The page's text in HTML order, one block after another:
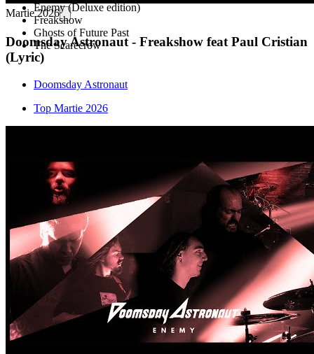
Enemy (Deluxe edition)
Freakshow
Ghosts of Future Past
The Scarecrow
Martie 2026
Doomsday Astronaut - Freakshow feat Paul Cristian
(Lyric)
Doomsday Astronaut
Top Martie 2026